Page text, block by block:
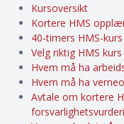
Kursoversikt
Kortere HMS
40-timers HMS-kurs
Velg riktig HMS kurs
Hvem må ha
Hvem må ha
Avtale om kortere